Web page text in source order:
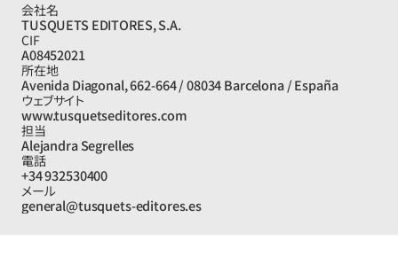
会社名
TUSQUETS EDITORES, S.A.
CIF
A08452021
所在地
Avenida Diagonal, 662-664 / 08034 Barcelona / España
ウェブサイト
www.tusquetseditores.com
担当
Alejandra Segrelles
電話
+34 932530400
メール
general@tusquets-editores.es